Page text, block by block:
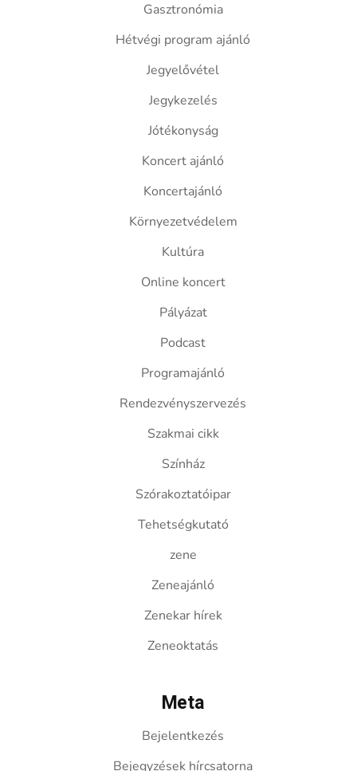
Gasztronómia
Hétvégi program ajánló
Jegyelővétel
Jegykezelés
Jótékonyság
Koncert ajánló
Koncertajánló
Környezetvédelem
Kultúra
Online koncert
Pályázat
Podcast
Programajánló
Rendezvényszervezés
Szakmai cikk
Színház
Szórakoztatóipar
Tehetségkutató
zene
Zeneajánló
Zenekar hírek
Zeneoktatás
Meta
Bejelentkezés
Bejegyzések hírcsatorna